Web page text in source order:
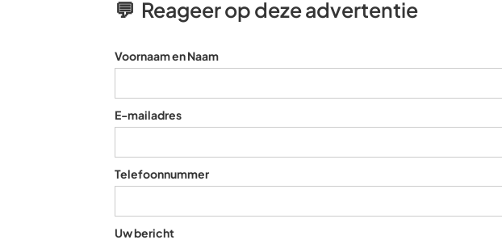
💬 Reageer op deze advertentie
Voornaam en Naam
E-mailadres
Telefoonnummer
Uw bericht